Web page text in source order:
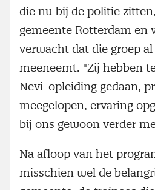
die nu bij de politie
gemeente Rotterdam en
verwacht dat die groep al
meeneemt. "Zij hebben
Nevi-opleiding gedaan,
meegelopen, ervaring
bij ons gewoon verder
Na afloop van het
misschien wel de